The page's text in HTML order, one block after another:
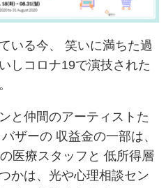
いる今、 笑いに満ちた過
しコロナ19で演技された
と仲間のアーティストた
ザーの 収益金の一部は、
医療スタッフと 低所得層
かは、光や心理相談セン